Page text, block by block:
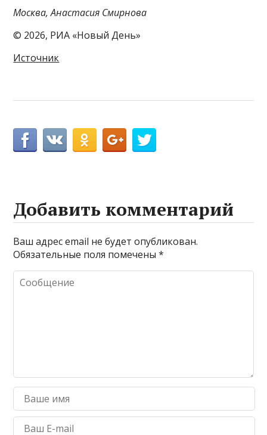
Москва, Анастасия Смирнова
© 2026, РИА «Новый День»
Источник
Добавить комментарий
Ваш адрес email не будет опубликован.
Обязательные поля помечены*